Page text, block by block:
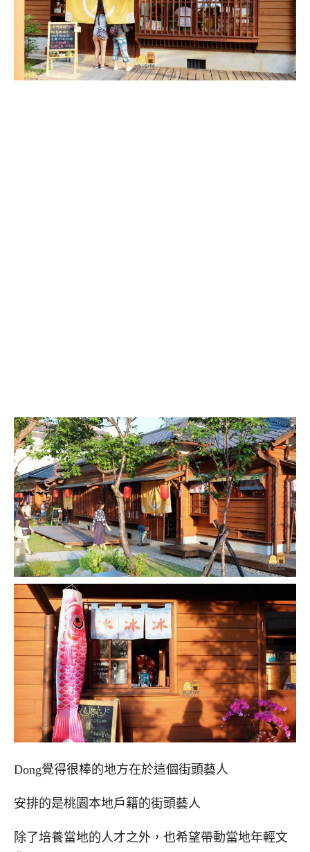
Dong覺得很棒的地方在於這個街頭藝人
安排的是桃園本地戶籍的街頭藝人
除了培養當地的人才之外，也希望帶動當地年輕文